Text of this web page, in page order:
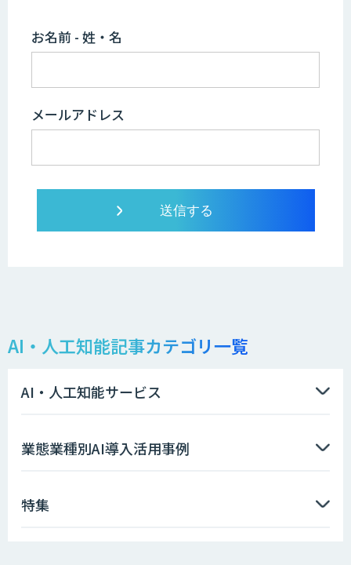
お名前 - 姓・名
メールアドレス
AI・人工知能記事カテゴリ一覧
AI・人工知能サービス
業態業種別AI導入活用事例
特集